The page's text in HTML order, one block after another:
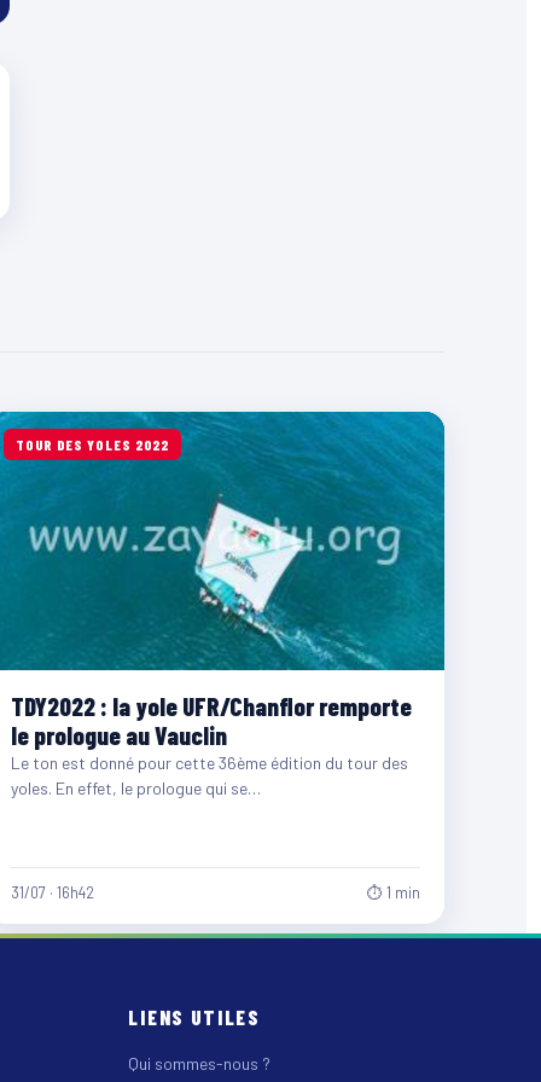
TOUR DES YOLES 2022
TDY2022 : la yole UFR/Chanflor remporte
le prologue au Vauclin
Le ton est donné pour cette 36ème édition du tour des
yoles. En effet, le prologue qui se…
31/07 · 16h42 ⏱ 1 min
LIENS UTILES
Qui sommes-nous ?